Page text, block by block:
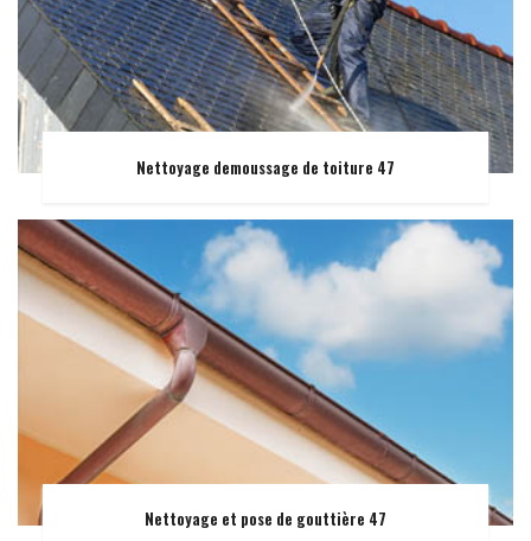
Nettoyage demoussage de toiture 47
Nettoyage et pose de gouttière 47